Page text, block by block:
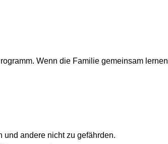
Wenn die Familie gemeinsam lernen
und andere nicht zu gefährden.